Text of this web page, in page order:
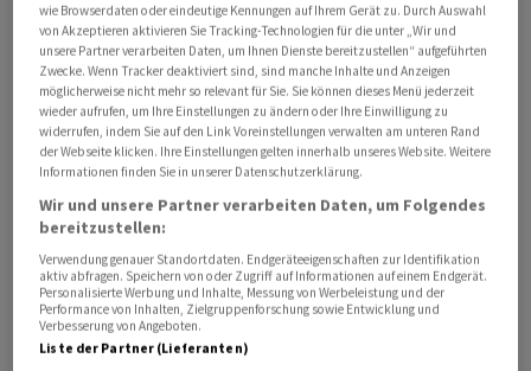
Selbstverständlich dürften bei einem Abbruch und
Wiederaufbau dieser Gebäude die Form und das
Volumen des Gebäudes nicht ändern. Dies, damit in der
Landwirtschaftszone keine Mehrfamilienhäuser
entstünden. Für Ruch sollen diese Lockerungen
Besitzern von «altrechtlichen» Gebäuden zugute
kommen, also solchen, die vor dem Inkrafttreten des
geltenden Raumplanungsgesetzes erstellt wurden.
Eine GLP-SP-Grünen-Minderheit bekämpfte die Motion.
Christophe Clivaz (Grüne/VS) sagte, erst 2023 habe das
Parlament eine Revision des Raumplanungsgesetzes
wie Browserdaten oder eindeutige Kennungen auf Ihrem Gerät zu. Durch Auswahl
von Akzeptieren aktivieren Sie Tracking-Technologien für die unter „Wir und
unsere Partner verarbeiten Daten, um Ihnen Dienste bereitzustellen“ aufgeführten
Zwecke. Wenn Tracker deaktiviert sind, sind manche Inhalte und Anzeigen
möglicherweise nicht mehr so relevant für Sie. Sie können dieses Menü jederzeit
wieder aufrufen, um Ihre Einstellungen zu ändern oder Ihre Einwilligung zu
widerrufen, indem Sie auf den Link Voreinstellungen verwalten am unteren Rand
der Webseite klicken. Ihre Einstellungen gelten innerhalb unseres Website. Weitere
Informationen finden Sie in unserer Datenschutzerklärung.
Wir und unsere Partner verarbeiten Daten, um Folgendes
bereitzustellen:
Verwendung genauer Standortdaten. Endgeräteeigenschaften zur Identifikation
aktiv abfragen. Speichern von oder Zugriff auf Informationen auf einem Endgerät.
Personalisierte Werbung und Inhalte, Messung von Werbeleistung und der
Performance von Inhalten, Zielgruppenforschung sowie Entwicklung und
Verbesserung von Angeboten.
Liste der Partner (Lieferanten)